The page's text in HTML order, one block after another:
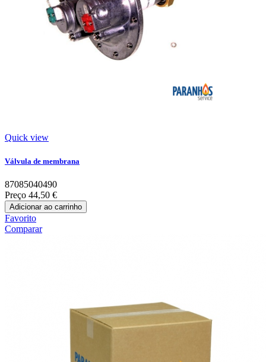
Quick view
Válvula de membrana
87085040490
Preço 44,50 €
Adicionar ao carrinho
Favorito
Comparar